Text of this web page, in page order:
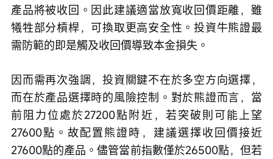
產品將被收回。因此建議適當放寬收回價距離，雖
犧牲部分槓桿，可換取更高安全性。投資牛熊證最
需防範的即是觸及收回價導致本金損失。
因而需再次強調，投資關鍵不在於多空方向選擇，
而在於產品選擇時的風險控制。對於熊證而言，當
前阻力位處於27200點附近，若突破則可能上望
27600點。故配置熊證時，建議選擇收回價接近
27600點的產品。儘管當前指數僅於26500點，但若